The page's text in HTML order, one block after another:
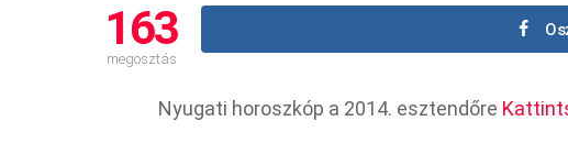
163
megosztás
Nyugati horoszkóp a 2014. esztendőre